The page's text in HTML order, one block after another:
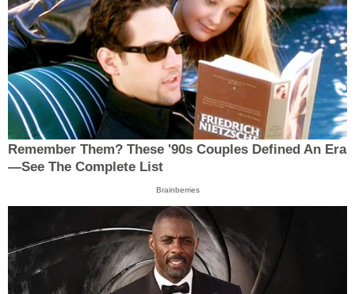
Remember Them? These '90s Couples Defined An Era
—See The Complete List
Brainberries